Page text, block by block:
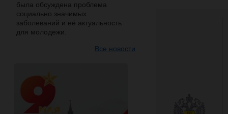
была обсуждена проблема
социально значимых
заболеваний и её актуальность
для молодежи.
Все новости